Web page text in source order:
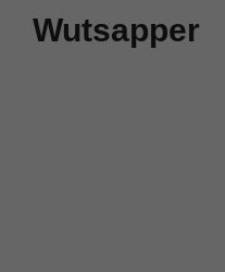
Wutsapper